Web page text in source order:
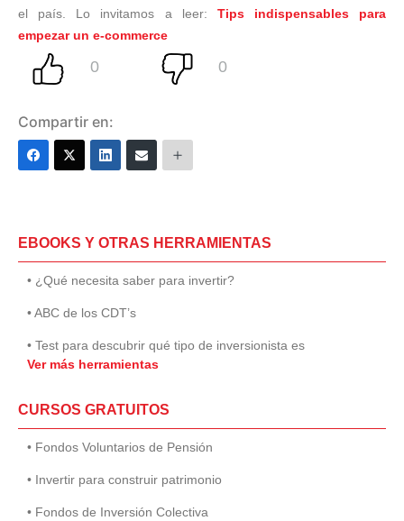
el país. Lo invitamos a leer: Tips indispensables para
empezar un e-commerce
Compartir en:
EBOOKS Y OTRAS HERRAMIENTAS
• ¿Qué necesita saber para invertir?
• ABC de los CDT’s
• Test para descubrir qué tipo de inversionista es
Ver más herramientas
CURSOS GRATUITOS
• Fondos Voluntarios de Pensión
• Invertir para construir patrimonio
• Fondos de Inversión Colectiva